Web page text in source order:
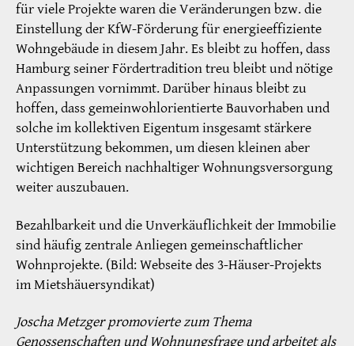
für viele Projekte waren die Veränderungen bzw. die
Einstellung der KfW-Förderung für energieeffiziente
Wohngebäude in diesem Jahr. Es bleibt zu hoffen, dass
Hamburg seiner Fördertradition treu bleibt und nötige
Anpassungen vornimmt. Darüber hinaus bleibt zu
hoffen, dass gemeinwohlorientierte Bauvorhaben und
solche im kollektiven Eigentum insgesamt stärkere
Unterstützung bekommen, um diesen kleinen aber
wichtigen Bereich nachhaltiger Wohnungsversorgung
weiter auszubauen.
Bezahlbarkeit und die Unverkäuflichkeit der Immobilie
sind häufig zentrale Anliegen gemeinschaftlicher
Wohnprojekte. (Bild: Webseite des 3-Häuser-Projekts
im Mietshäuersyndikat)
Joscha Metzger promovierte zum Thema
Genossenschaften und Wohnungsfrage und arbeitet als